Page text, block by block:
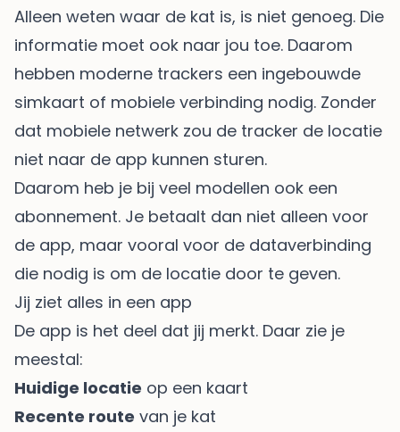
Alleen weten waar de kat is, is niet genoeg. Die
informatie moet ook naar jou toe. Daarom
hebben moderne trackers een ingebouwde
simkaart of mobiele verbinding nodig. Zonder
dat mobiele netwerk zou de tracker de locatie
niet naar de app kunnen sturen.
Daarom heb je bij veel modellen ook een
abonnement. Je betaalt dan niet alleen voor
de app, maar vooral voor de dataverbinding
die nodig is om de locatie door te geven.
Jij ziet alles in een app
De app is het deel dat jij merkt. Daar zie je
meestal:
Huidige locatie op een kaart
Recente route van je kat